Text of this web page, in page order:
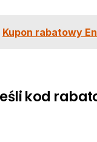
Kupon rabatowy
kod